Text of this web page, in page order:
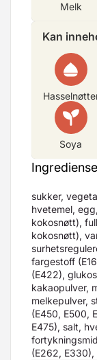
Melk
Kan
Soya
sukker,
hvetemel,
kokosnøtt),
kokosnøtt),
fargestoff
(E422),
kakaopulver,
melkepulver,
(E450, E500,
E475), salt,
(E262, E330),